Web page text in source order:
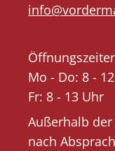
Mo - Do: 8 -
Fr: 8 - 13 Uhr
Außerhalb
nach